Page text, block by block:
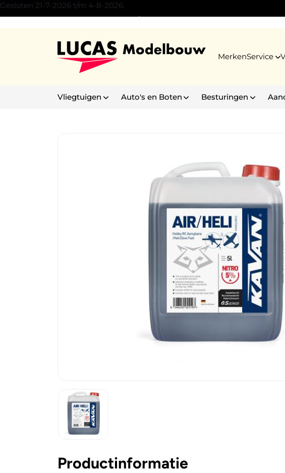
Gesloten 21-7-2026 t/m 4-8-2026.
Experience Center Son/Eindhoven
MerkenService
Vliegtuigen Auto's en Boten Besturingen
Productinformatie